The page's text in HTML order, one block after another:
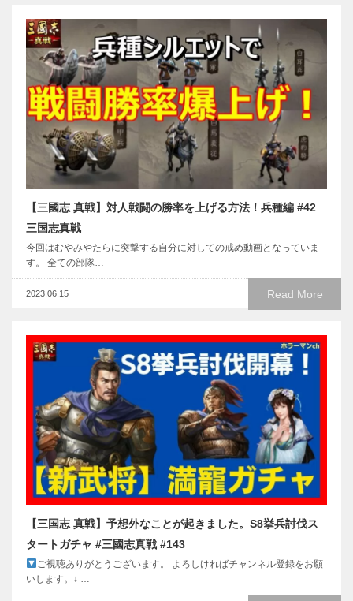
【三國志 真戦】対人戦闘の勝率を上げる方法！兵種編 #42
三国志真戦
今回はむやみやたらに突撃する自分に対しての戒め動画となっていま
す。 全ての部隊…
Read More
2023.06.15
【三国志 真戦】予想外なことが起きました。S8挙兵討伐ス
タートガチャ #三國志真戦 #143
ご視聴ありがとうございます。 よろしければチャンネル登録をお願
いします。↓ …